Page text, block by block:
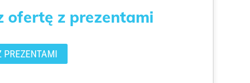
ofertę z prezentami
PREZENTAMI